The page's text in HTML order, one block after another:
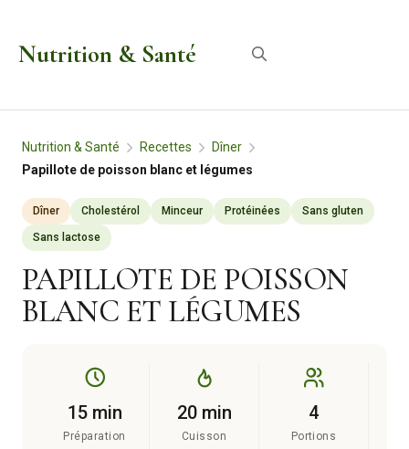
Nutrition & Santé
Nutrition & Santé Recettes
Dîner
Papillote de poisson blanc et légumes
Dîner Cholestérol Minceur Protéinées Sans gluten
Sans lactose
PAPILLOTE DE POISSON
BLANC ET LÉGUMES
15 min
Préparation
20 min
Cuisson
4
Portions